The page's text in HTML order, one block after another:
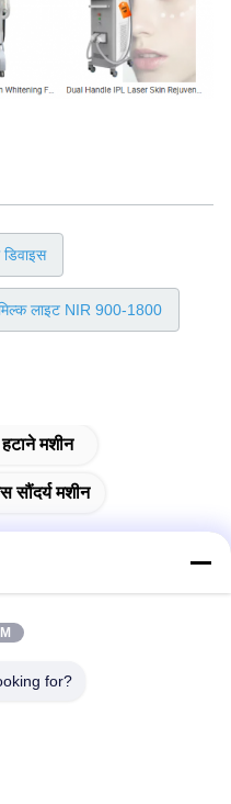
डिवाइस
लाइट NIR 900-1800
मशीन
सौंदर्य मशीन
for?